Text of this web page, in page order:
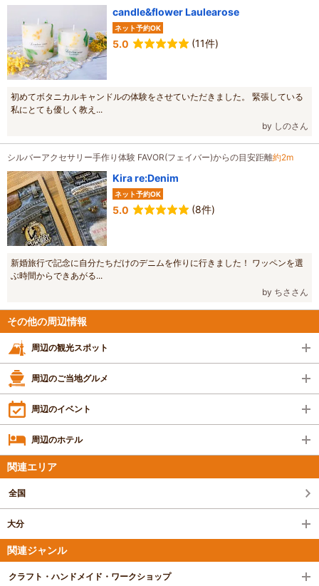
candle&flower Laulearose
ネット予約OK
5.0 (11件)
初めてボタニカルキャンドルの体験をさせていただきました。 緊張している
私にとても優しく教え...
by しのさん
シルバーアクセサリー手作り体験 FAVOR(フェイバー)からの目安距離約2m
Kira re:Denim
ネット予約OK
5.0 (8件)
新婚旅行で記念に自分たちだけのデニムを作りに行きました！ ワッペンを選
ぶ時間からできあがる...
by ちささん
その他の周辺情報
周辺の観光スポット
周辺のご当地グルメ
周辺のイベント
周辺のホテル
関連エリア
全国
大分
関連ジャンル
クラフト・ハンドメイド・ワークショップ